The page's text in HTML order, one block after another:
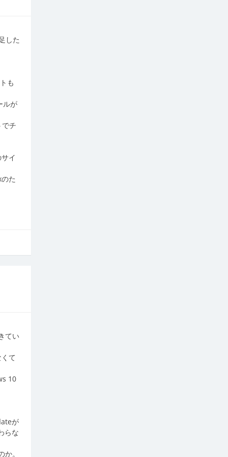
した
も
ルが
チ
イ
た
てい
て
10
が
らな
。